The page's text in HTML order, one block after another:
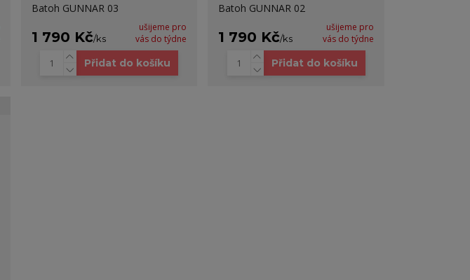
Batoh GUNNAR 03
1 790 Kč/ks
ušijeme pro
vás do týdne
Přidat do košíku
Batoh GUNNAR 02
1 790 Kč/ks
ušijeme pro
vás do týdne
Přidat do košíku